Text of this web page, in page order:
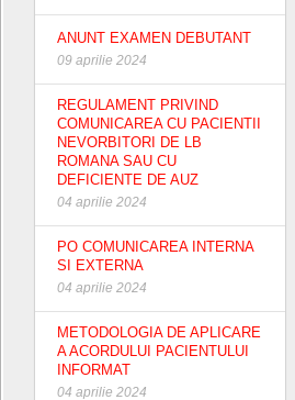
ANUNT EXAMEN DEBUTANT
09 aprilie 2024
REGULAMENT PRIVIND
COMUNICAREA CU PACIENTII
NEVORBITORI DE LB
ROMANA SAU CU
DEFICIENTE DE AUZ
04 aprilie 2024
PO COMUNICAREA INTERNA
SI EXTERNA
04 aprilie 2024
METODOLOGIA DE APLICARE
A ACORDULUI PACIENTULUI
INFORMAT
04 aprilie 2024